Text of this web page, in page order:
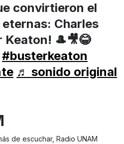
convirtieron el
Charles
Keaton! 🎩🎥😂
#busterkeaton
♬ sonido original
de escuchar, Radio UNAM